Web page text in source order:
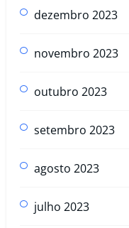
dezembro 2023
novembro 2023
outubro 2023
setembro 2023
agosto 2023
julho 2023